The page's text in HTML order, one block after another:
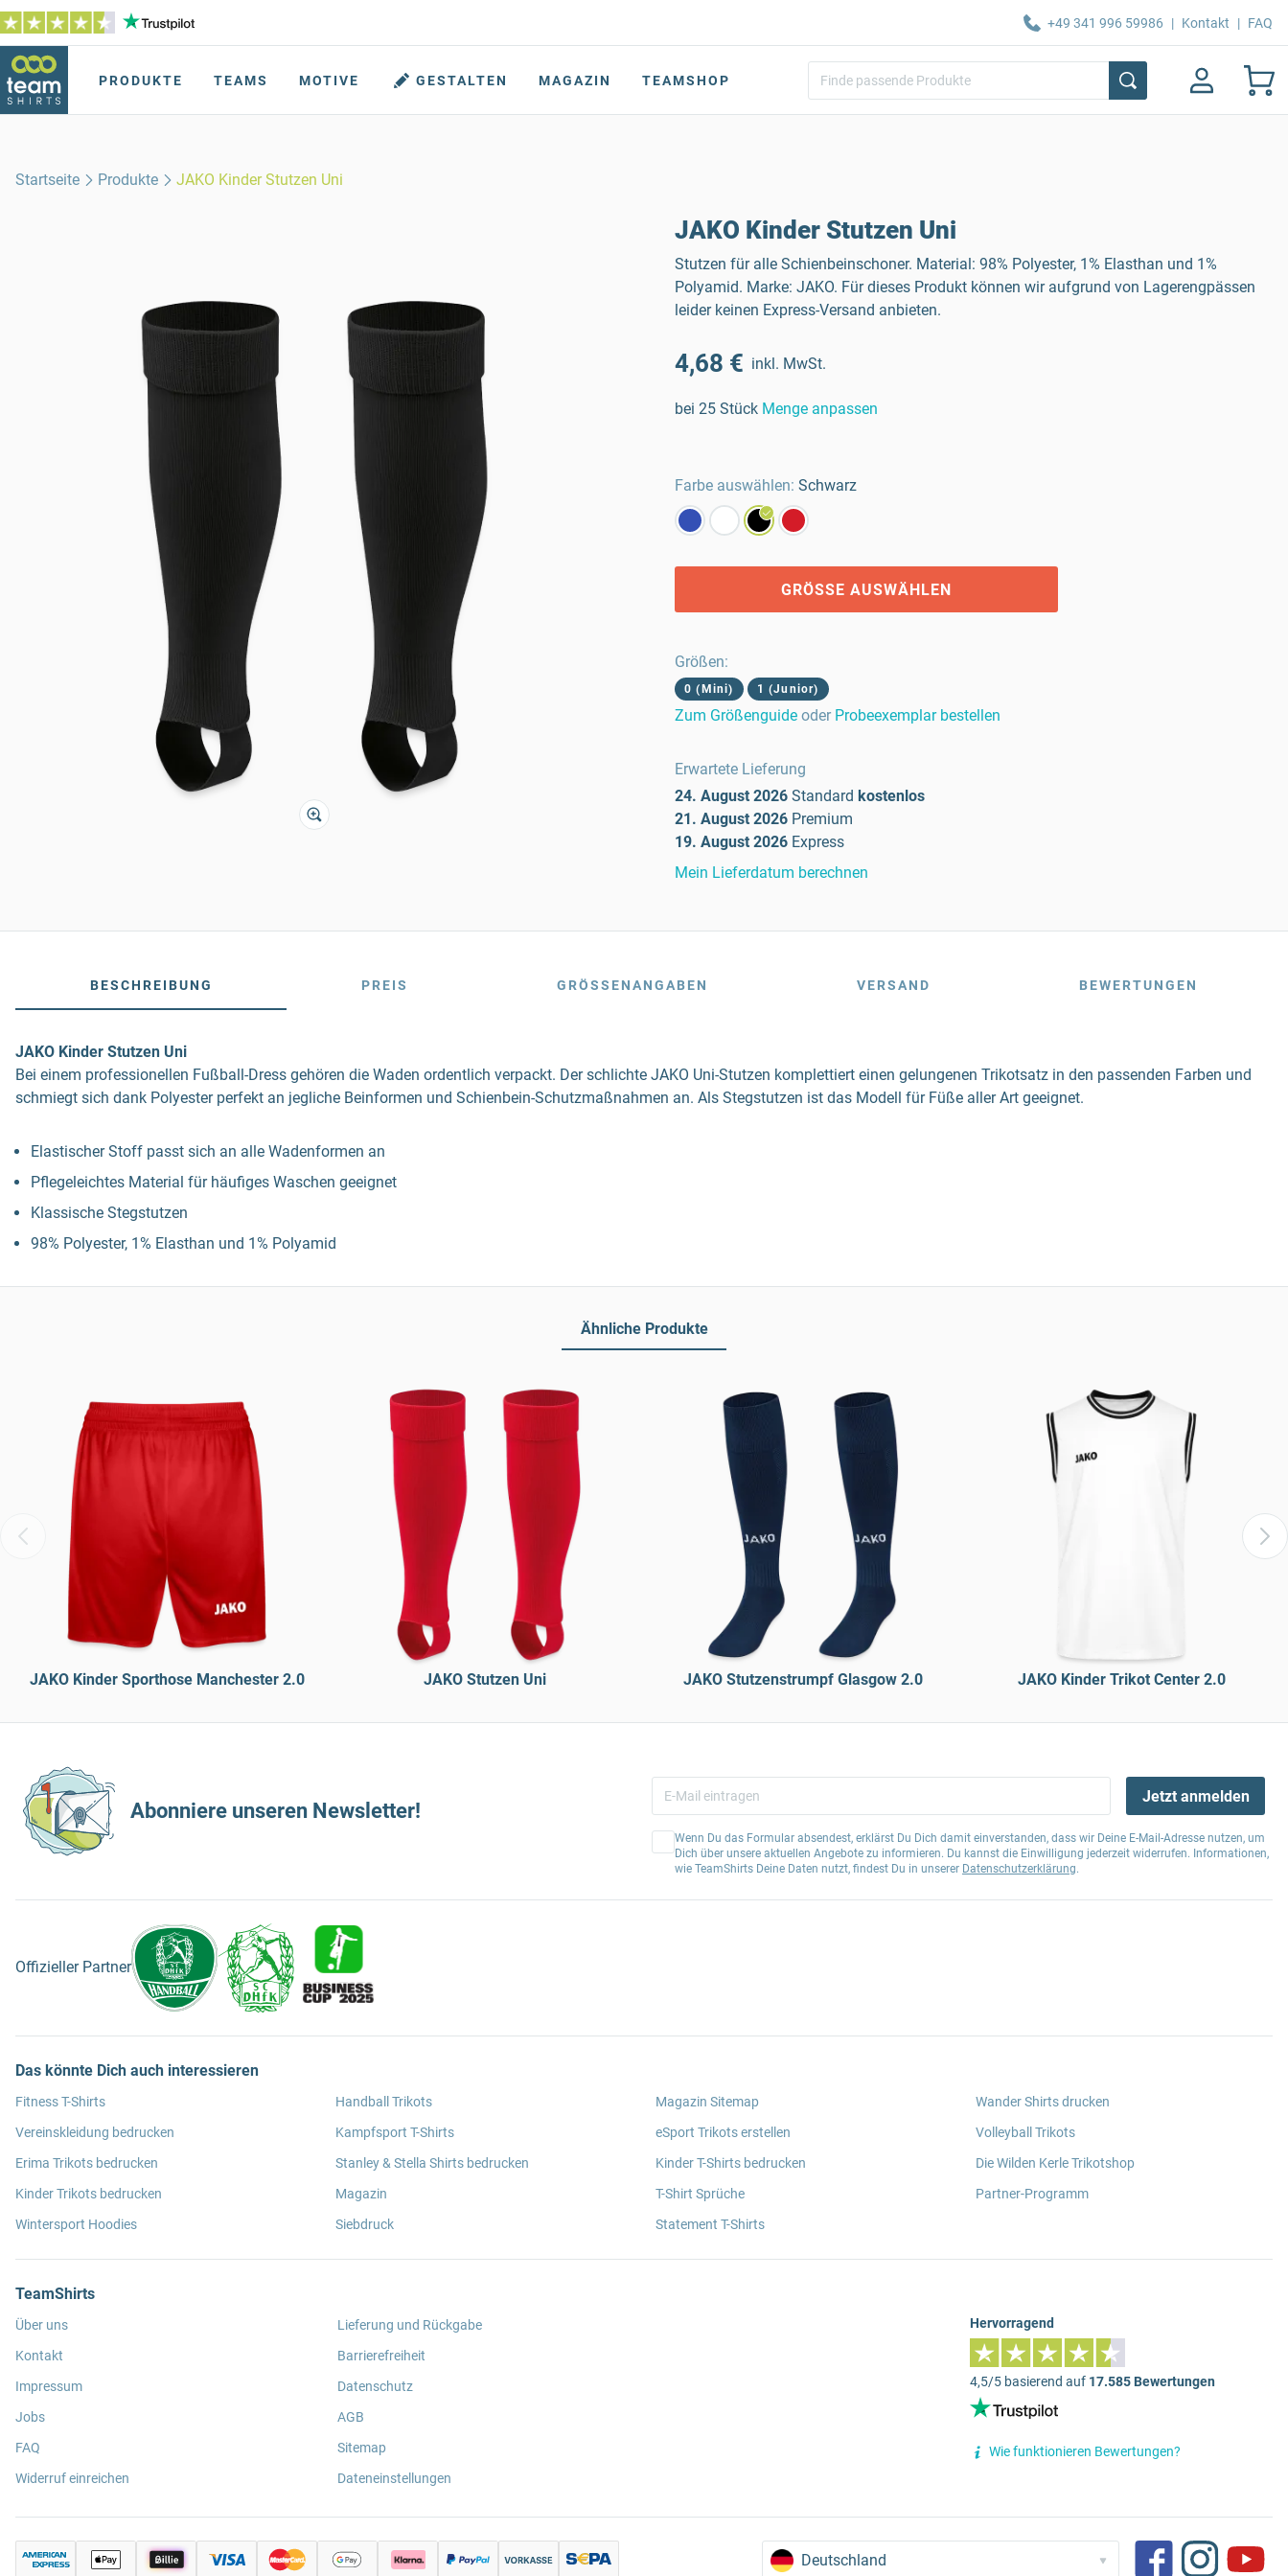
+49 341 996 59986 | Kontakt | FAQ
PRODUKTE TEAMS MOTIVE GESTALTEN MAGAZIN TEAMSHOP
Startseite Produkte JAKO Kinder Stutzen Uni
JAKO Kinder Stutzen Uni
Stutzen für alle Schienbeinschoner. Material: 98% Polyester, 1% Elasthan und 1%
Polyamid. Marke: JAKO. Für dieses Produkt können wir aufgrund von Lagerengpässen
leider keinen Express-Versand anbieten.
4,68 € inkl. MwSt.
bei 25 Stück Menge anpassen
Farbe auswählen: Schwarz
GRÖSSE AUSWÄHLEN
Größen:
0 (Mini) 1 (Junior)
Zum Größenguide oder Probeexemplar bestellen
Erwartete Lieferung
24. August 2026 Standard kostenlos
21. August 2026 Premium
19. August 2026 Express
Mein Lieferdatum berechnen
BESCHREIBUNG PREIS GRÖSSENANGABEN VERSAND BEWERTUNGEN
JAKO Kinder Stutzen Uni
Bei einem professionellen Fußball-Dress gehören die Waden ordentlich verpackt. Der schlichte JAKO Uni-Stutzen komplettiert einen gelungenen Trikotsatz in den passenden Farben und
schmiegt sich dank Polyester perfekt an jegliche Beinformen und Schienbein-Schutzmaßnahmen an. Als Stegstutzen ist das Modell für Füße aller Art geeignet.
Elastischer Stoff passt sich an alle Wadenformen an
Pflegeleichtes Material für häufiges Waschen geeignet
Klassische Stegstutzen
98% Polyester, 1% Elasthan und 1% Polyamid
Ähnliche Produkte
JAKO Kinder Sporthose Manchester 2.0 JAKO Stutzen Uni JAKO Stutzenstrumpf Glasgow 2.0 JAKO Kinder Trikot Center 2.0
Abonniere unseren Newsletter!
Jetzt anmelden
Wenn Du das Formular absendest, erklärst Du Dich damit einverstanden, dass wir Deine E-Mail-Adresse nutzen, um
Dich über unsere aktuellen Angebote zu informieren. Du kannst die Einwilligung jederzeit widerrufen. Informationen,
wie TeamShirts Deine Daten nutzt, findest Du in unserer Datenschutzerklärung.
Offizieller Partner
Das könnte Dich auch interessieren
Fitness T-Shirts
Vereinskleidung bedrucken
Erima Trikots bedrucken
Kinder Trikots bedrucken
Wintersport Hoodies
Handball Trikots
Kampfsport T-Shirts
Stanley & Stella Shirts bedrucken
Magazin
Siebdruck
Magazin Sitemap
eSport Trikots erstellen
Kinder T-Shirts bedrucken
T-Shirt Sprüche
Statement T-Shirts
Wander Shirts drucken
Volleyball Trikots
Die Wilden Kerle Trikotshop
Partner-Programm
TeamShirts
Über uns
Kontakt
Impressum
Jobs
FAQ
Widerruf einreichen
Lieferung und Rückgabe
Barrierefreiheit
Datenschutz
AGB
Sitemap
Dateneinstellungen
Hervorragend
4,5/5 basierend auf 17.585 Bewertungen
Wie funktionieren Bewertungen?
Deutschland